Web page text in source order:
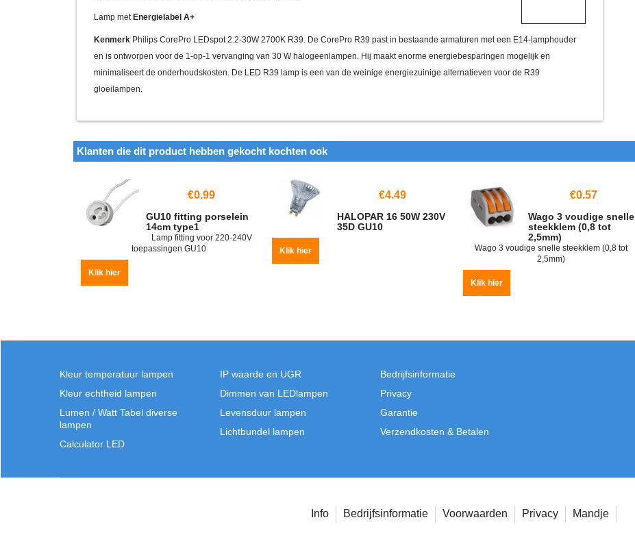
Lamp met Energielabel A+
Kenmerk Philips CorePro LEDspot 2.2-30W 2700K R39. De CorePro R39 past in bestaande armaturen met een E14-lamphouder
en is ontworpen voor de 1-op-1 vervanging van 30 W halogeenlampen. Hij maakt enorme energiebesparingen mogelijk en
minimaliseert de onderhoudskosten. De LED R39 lamp is een van de weinige energiezuinige alternatieven voor de R39
gloeilampen.
Klanten die dit product hebben gekocht kochten ook
€0.99
GU10 fitting porselein
14cm type1
Lamp fitting voor 220-240V
toepassingen GU10
Klik hier
€4.49
HALOPAR 16 50W 230V
35D GU10
Klik hier
€0.57
Wago 3 voudige snelle
steekklem (0,8 tot
2,5mm)
Wago 3 voudige snelle steekklem (0,8 tot
2,5mm)
Klik hier
Kleur temperatuur lampen
Kleur echtheid lampen
Lumen / Watt Tabel diverse
lampen
Calculator LED
IP waarde en UGR
Dimmen van LEDlampen
Levensduur lampen
Lichtbundel lampen
Bedrijfsinformatie
Privacy
Garantie
Verzendkosten & Betalen
Info Bedrijfsinformatie Voorwaarden Privacy Mandje